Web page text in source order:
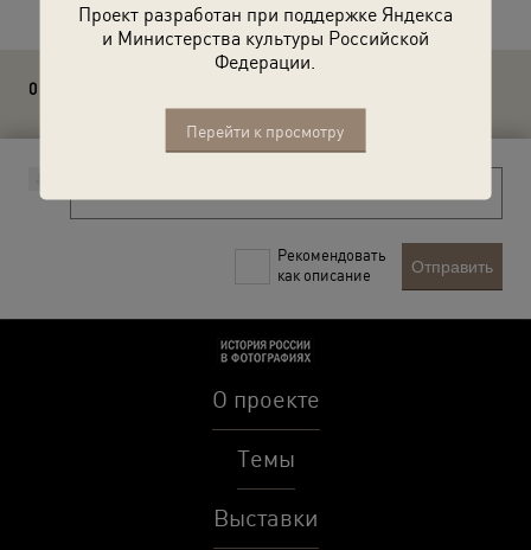
Проект разработан при поддержке Яндекса
и Министерства культуры Российской
Федерации.
Перейти к просмотру
0 комментариев
Рекомендовать
как описание
Отправить
О проекте
Темы
Выставки